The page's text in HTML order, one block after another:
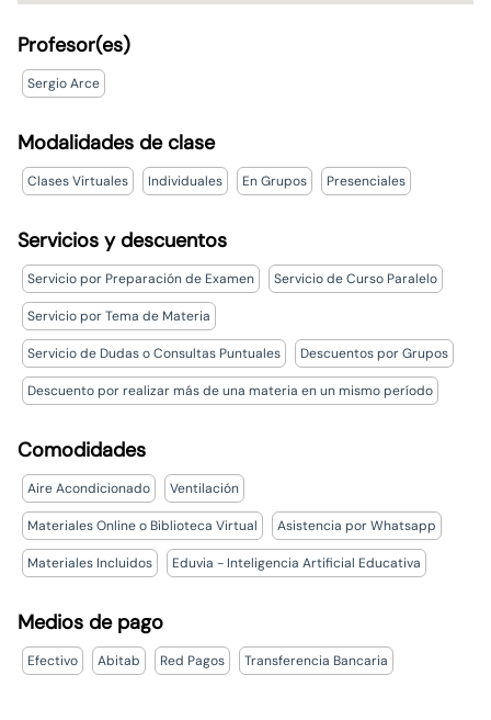
Profesor(es)
Sergio Arce
Modalidades de clase
Clases Virtuales Individuales En Grupos Presenciales
Servicios y descuentos
Servicio por Preparación de Examen Servicio de Curso Paralelo
Servicio por Tema de Materia
Servicio de Dudas o Consultas Puntuales Descuentos por Grupos
Descuento por realizar más de una materia en un mismo período
Comodidades
Aire Acondicionado Ventilación
Materiales Online o Biblioteca Virtual Asistencia por Whatsapp
Materiales Incluidos Eduvia - Inteligencia Artificial Educativa
Medios de pago
Efectivo Abitab Red Pagos Transferencia Bancaria